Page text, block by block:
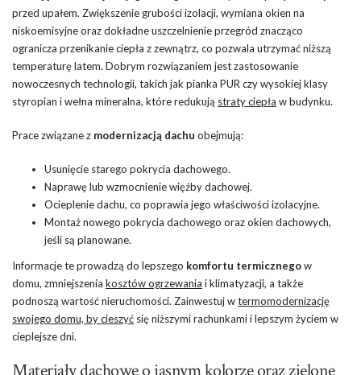
przed upałem. Zwiększenie grubości izolacji, wymiana okien na
niskoemisyjne oraz dokładne uszczelnienie przegród znacząco
ogranicza przenikanie ciepła z zewnątrz, co pozwala utrzymać niższą
temperaturę latem. Dobrym rozwiązaniem jest zastosowanie
nowoczesnych technologii, takich jak pianka PUR czy wysokiej klasy
styropian i wełna mineralna, które redukują straty ciepła w budynku.
Prace związane z modernizacją dachu obejmują:
Usunięcie starego pokrycia dachowego.
Naprawę lub wzmocnienie więźby dachowej.
Ocieplenie dachu, co poprawia jego właściwości izolacyjne.
Montaż nowego pokrycia dachowego oraz okien dachowych,
jeśli są planowane.
Informacje te prowadzą do lepszego komfortu termicznegow
domu, zmniejszenia kosztów ogrzewania i klimatyzacji, a także
podnoszą wartość nieruchomości. Zainwestuj wtermomodernizację
swojego domu, by cieszyć się niższymi rachunkami i lepszym życiem w
cieplejsze dni.